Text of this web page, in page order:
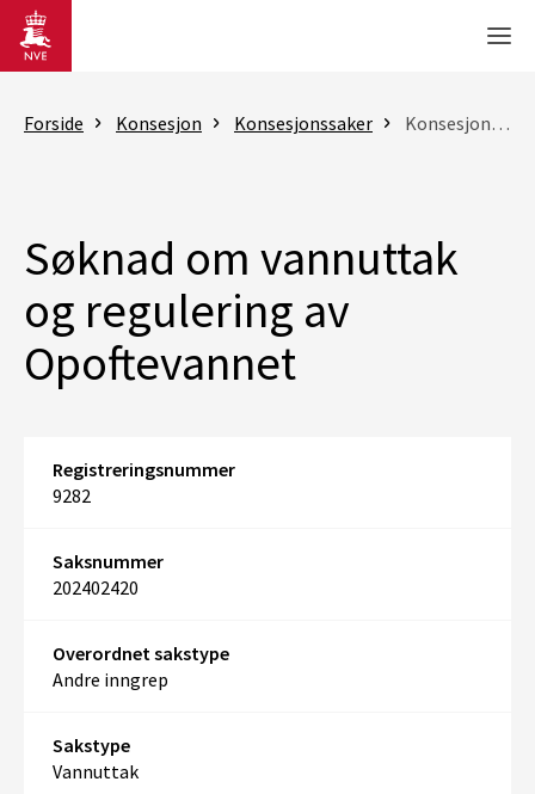
Gå til hovedinnhold
Forside Konsesjon Konsesjonssaker Konsesjonssak
Søknad om vannuttak
og regulering av
Opoftevannet
Registreringsnummer
9282
Saksnummer
202402420
Overordnet sakstype
Andre inngrep
Sakstype
Vannuttak